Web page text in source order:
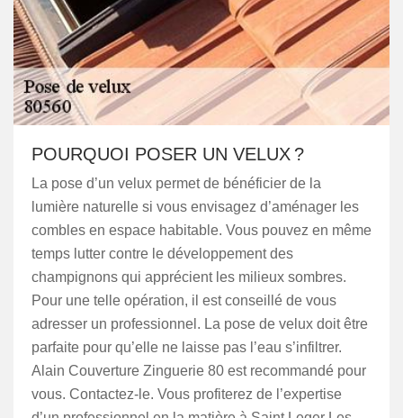
POURQUOI POSER UN VELUX ?
La pose d’un velux permet de bénéficier de la
lumière naturelle si vous envisagez d’aménager les
combles en espace habitable. Vous pouvez en même
temps lutter contre le développement des
champignons qui apprécient les milieux sombres.
Pour une telle opération, il est conseillé de vous
adresser un professionnel. La pose de velux doit être
parfaite pour qu’elle ne laisse pas l’eau s’infiltrer.
Alain Couverture Zinguerie 80 est recommandé pour
vous. Contactez-le. Vous profiterez de l’expertise